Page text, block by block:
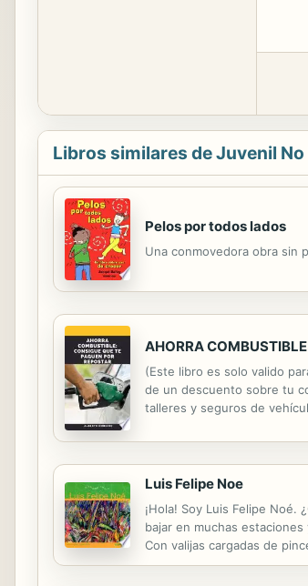
Libros similares de Juvenil
Pelos por todos lados
Una conmovedora obra sin
AHORRA
(Este libro es solo valido
de un descuento sobre tu
talleres y seguros de
Luis Felipe Noe
¡Hola! Soy Luis Felipe
bajar en muchas
Con valijas cargadas de
boletos que ya llega el tren!